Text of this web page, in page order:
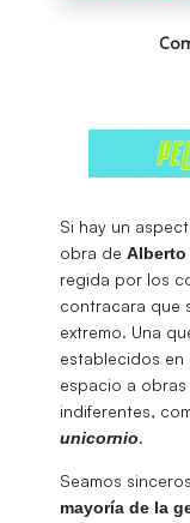
Si hay un
obra de Alberto
regida por los
contracara que
extremo. Una
establecidos
espacio a
indiferentes,
unicornio.
Seamos
mayoría de la